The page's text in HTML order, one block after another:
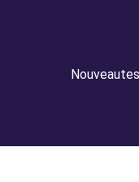
Nouveautes